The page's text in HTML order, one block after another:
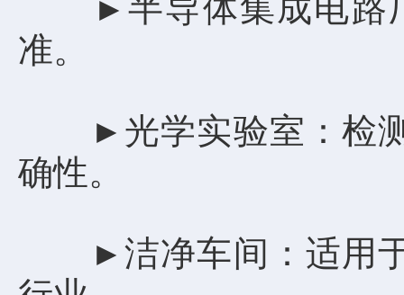
► 半导体集成电路
准。
► 光学实验室：检
确性。
► 洁净车间：适用